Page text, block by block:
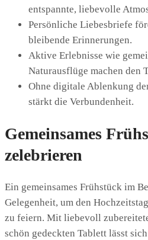
entspannte, liebevolle
Persönliche Liebesbriefe
bleibende Erinnerungen.
Aktive Erlebnisse wie
Naturausflüge machen den
Ohne digitale Ablenkung
stärkt die Verbundenheit.
Gemeinsames
zelebrieren
Ein gemeinsames Frühstück im
Gelegenheit, um den
zu feiern. Mit liebevoll
schön gedeckten Tablett lässt